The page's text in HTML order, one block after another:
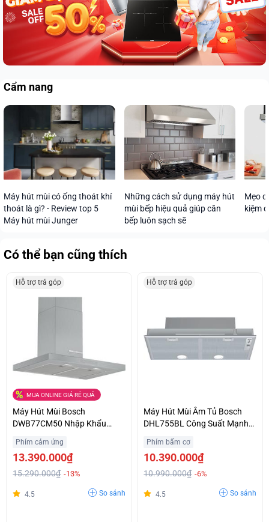
Cẩm nang
Máy hút mùi có ống thoát khí
thoát là gì? - Review top 5
Máy hút mùi Junger
Những cách sử dụng máy hút
mùi bếp hiệu quả giúp căn
bếp luôn sạch sẽ
Mẹo
kiệm
Có thể bạn cũng thích
Hỗ trợ trả góp
MUA ONLINE GIÁ RẺ QUÁ
Máy Hút Mùi Bosch
DWB77CM50 Nhập Khẩu
Tốt Hỗ Trợ Trả Góp
Phím cảm ứng
13.390.000₫
15.290.000₫ -13%
4.5 So sánh
Hỗ trợ trả góp
Máy Hút Mùi Âm Tủ Bosch
DHL755BL Công Suất Mạnh
Khử Sạch Mùi Giá Ưu Đãi
Phím bấm cơ
10.390.000₫
10.990.000₫ -6%
4.5 So sánh